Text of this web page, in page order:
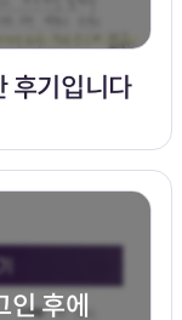
후기입니다
인 후에